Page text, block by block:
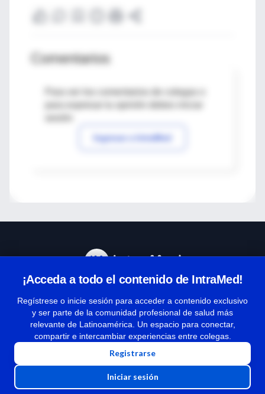
Comentarios
Para ver los comentarios de colegas o
Ingresar a IntraMed
¡Acceda a todo el contenido de IntraMed!
Regístrese o inicie sesión para acceder a contenido exclusivo
y ser parte de la comunidad profesional de salud más
relevante de Latinoamérica. Un espacio para conectar,
compartir e intercambiar experiencias entre colegas.
Registrarse
Iniciar sesión
Términos y condiciones
| Políticas de privacidad
| Todos los derechos reservados | Copyright 1997-2026